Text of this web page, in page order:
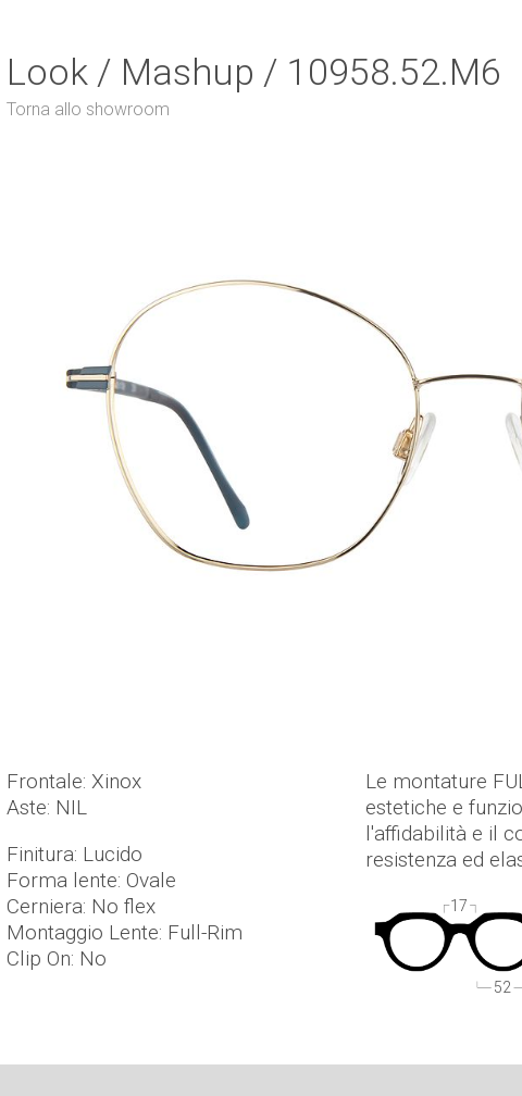
Look / Mashup / 10958.52.M6
Torna allo showroom
Frontale: Xinox
Aste: NIL
Finitura: Lucido
Forma lente: Ovale
Cerniera: No flex
Montaggio Lente: Full-Rim
Clip On: No
Le montature
estetiche e
l'affidabilità e il
resistenza ed
52
17